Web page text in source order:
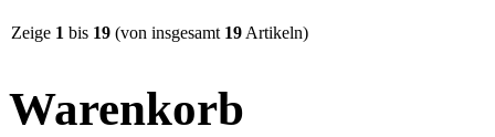
Zeige 1 bis 19 (von insgesamt 19Artikeln)
Warenkorb